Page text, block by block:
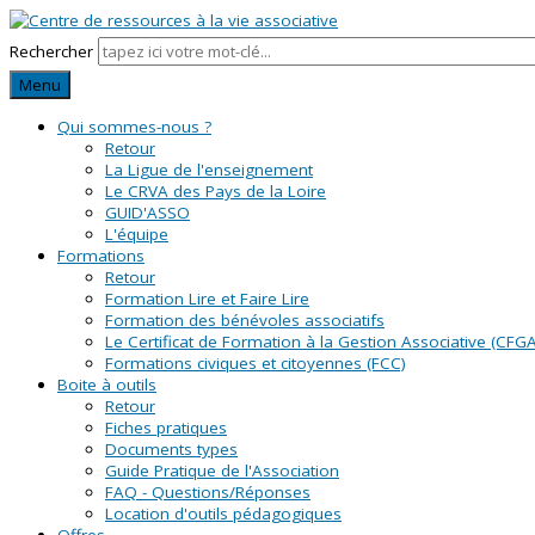
Rechercher
Menu
Qui sommes-nous ?
Retour
La Ligue de l'enseignement
Le CRVA des Pays de la Loire
GUID'ASSO
L'équipe
Formations
Retour
Formation Lire et Faire Lire
Formation des bénévoles associatifs
Le Certificat de Formation à la Gestion Associative
Formations civiques et citoyennes (FCC)
Boite à outils
Retour
Fiches pratiques
Documents types
Guide Pratique de l'Association
FAQ - Questions/Réponses
Location d'outils pédagogiques